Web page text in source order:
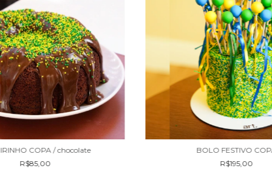
COPA / chocolate
R$85,00
BOLO FESTIVO
R$195,00